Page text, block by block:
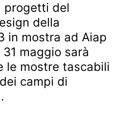
progetti del
della
in mostra ad Aiap
maggio sarà
le mostre tascabili
campi di